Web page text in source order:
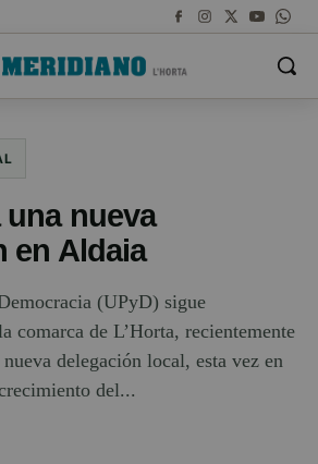
una nueva
en Aldaia
(UPyD) sigue
comarca de L’Horta, recientemente
delegación local, esta vez en
del...